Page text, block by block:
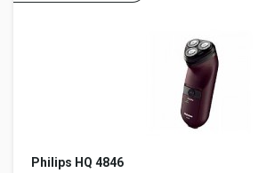
Philips HQ 4846